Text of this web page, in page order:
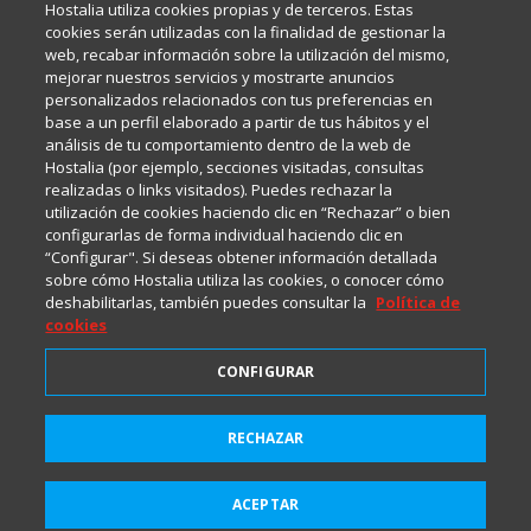
para mantenerte a la última
Suscribirme
Internet y Tecnología.
Política de privacidad
Política de cookies
Aviso legal
2001-2026 © Copyright
Todos los Derechos Reservados
Hostalia utiliza cookies propias y de terceros. Estas
cookies serán utilizadas con la finalidad de gestionar la
web, recabar información sobre la utilización del mismo,
mejorar nuestros servicios y mostrarte anuncios
personalizados relacionados con tus preferencias en
base a un perfil elaborado a partir de tus hábitos y el
análisis de tu comportamiento dentro de la web de
Hostalia (por ejemplo, secciones visitadas, consultas
realizadas o links visitados). Puedes rechazar la
utilización de cookies haciendo clic en “Rechazar” o bien
configurarlas de forma individual haciendo clic en
“Configurar". Si deseas obtener información detallada
sobre cómo Hostalia utiliza las cookies, o conocer cómo
deshabilitarlas, también puedes consultar la Política de
cookies
CONFIGURAR
RECHAZAR
ACEPTAR